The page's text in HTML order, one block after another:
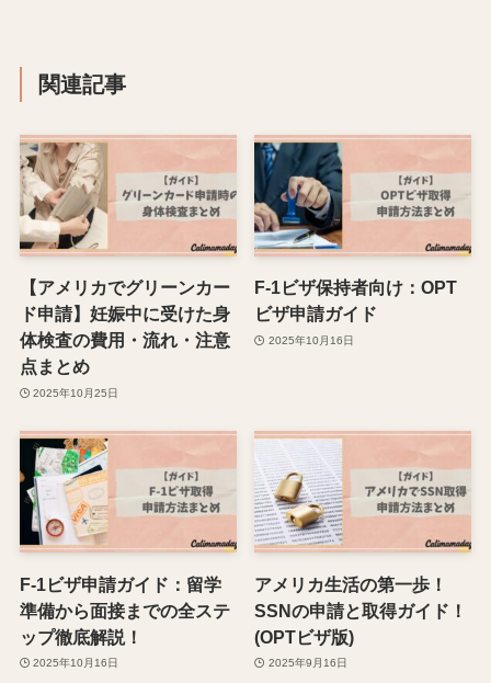
関連記事
【アメリカでグリーンカー
ド申請】妊娠中に受けた身
体検査の費用・流れ・注意
点まとめ
2025年10月25日
F-1ビザ保持者向け：OPT
ビザ申請ガイド
2025年10月16日
F-1ビザ申請ガイド：留学
準備から面接までの全ステ
ップ徹底解説！
2025年10月16日
アメリカ生活の第一歩！
SSNの申請と取得ガイド！
(OPTビザ版)
2025年9月16日